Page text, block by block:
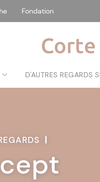
Fondation
Corte
D'AUTRES REGARDS
|